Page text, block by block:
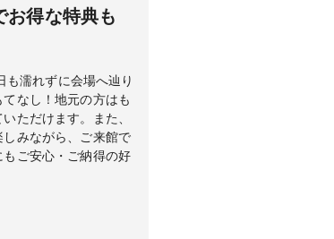
得な特典も
濡れずに会場へ辿り
なし！地元の方はも
ただけます。また、
みながら、ご来館で
ご安心・ご納得の好